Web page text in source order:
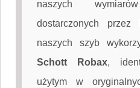
naszych
dostarczonych
naszych szyb
Schott Robax,
użytym w